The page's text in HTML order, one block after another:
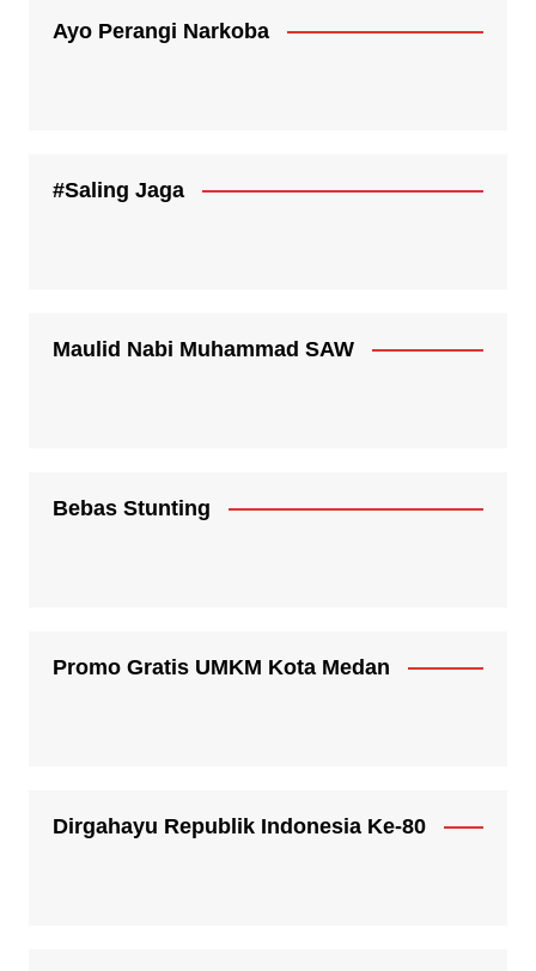
Ayo Perangi Narkoba
#Saling Jaga
Maulid Nabi Muhammad SAW
Bebas Stunting
Promo Gratis UMKM Kota Medan
Dirgahayu Republik Indonesia Ke-80